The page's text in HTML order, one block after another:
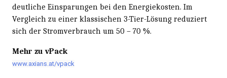
deutliche Einsparungen bei den Energiekosten. Im
Vergleich zu einer klassischen 3-Tier-Lösung reduziert
sich der Stromverbrauch um 50 – 70 %.
Mehr zu vPack
www.axians.at/vpack